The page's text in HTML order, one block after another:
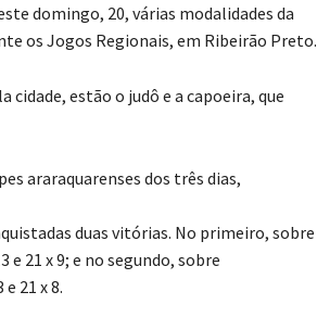
domingo, 20, várias modalidades da
os Jogos Regionais, em Ribeirão Preto.
cidade, estão o judô e a capoeira, que
araraquarenses dos três dias,
duas vitórias. No primeiro, sobre
e 21 x 9; e no segundo, sobre
21 x 8.